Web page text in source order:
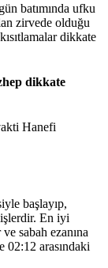
batımında ufku
zirvede olduğu
dikkate
dikkate
Hanefi
başlayıp,
En iyi
sabah ezanına
02:12 arasındaki